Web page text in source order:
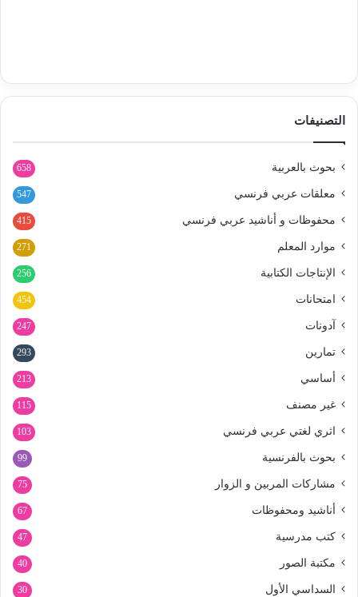
التصنيفات
بحوث بالعربية 658
معلقات عربي فرنسي 547
محفوظات و أناشيد عربي فرنسي 415
موارد المعلم 271
الإنتاجات الكتابية 256
امتحانات 454
آدونات 247
تمارين 293
أساسي 213
غير مصنف 115
اثري لغتي عربي فرنسي 103
بحوث بالفرنسية 99
مشاركات المربين و الزوار 75
أناشيد ومحفوظات 67
كتب مدرسية 47
مكتبة الصور 40
السداسي الأول 30